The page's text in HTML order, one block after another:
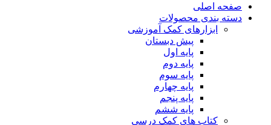
صفحه اصلی
دسته بندی محصولات
ابزارهای کمک آموزشی
پیش دبستان
پایه اول
پایه دوم
پایه سوم
پایه چهارم
پايه پنجم
پایه ششم
کتاب های کمک درسی